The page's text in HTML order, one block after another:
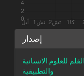
تفاصيل
المقالة
إصدار
صدى القلم للعلوم الانسانية
والتطبيقية